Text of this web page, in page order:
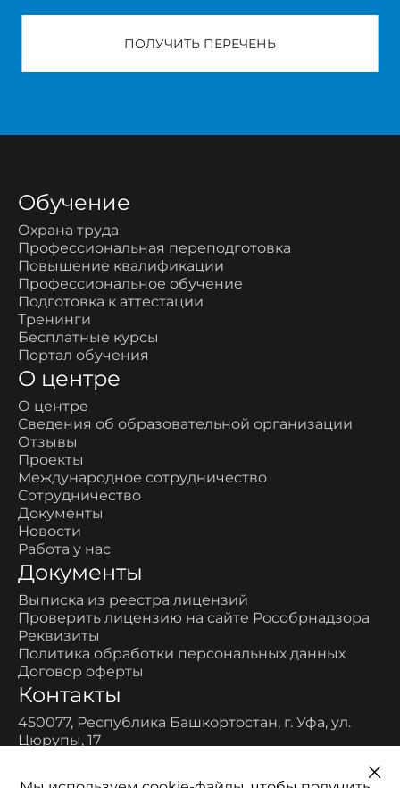
ПОЛУЧИТЬ ПЕРЕЧЕНЬ
Обучение
Охрана труда
Профессиональная переподготовка
Повышение квалификации
Профессиональное обучение
Подготовка к аттестации
Тренинги
Бесплатные курсы
Портал обучения
О центре
О центре
Сведения об образовательной организации
Отзывы
Проекты
Международное сотрудничество
Сотрудничество
Документы
Новости
Работа у нас
Документы
Выписка из реестра лицензий
Проверить лицензию на сайте Рособрнадзора
Реквизиты
Политика обработки персональных данных
Договор оферты
Контакты
450077, Республика Башкортостан, г. Уфа, ул.
Цюрупы, 17